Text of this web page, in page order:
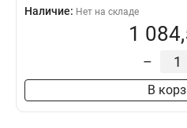
Наличие: Нет на складе
1
–
В